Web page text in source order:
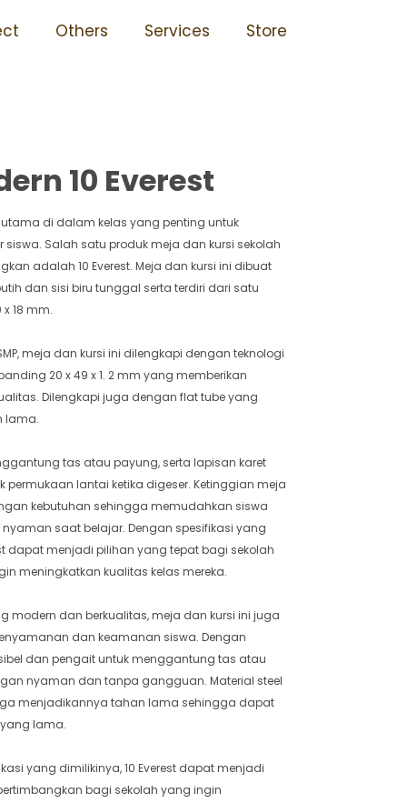
Others Services Store
Everest
10 Everest
di dalam kelas yang penting untuk
Salah satu produk meja dan kursi sekolah
adalah 10 Everest. Meja dan kursi ini dibuat
dan sisi biru tunggal serta terdiri dari satu
18 mm.
meja dan kursi ini dilengkapi dengan teknologi
20 x 49 x 1. 2 mm yang memberikan
Dilengkapi juga dengan flat tube yang
lama.
tas atau payung, serta lapisan karet
lantai ketika digeser. Ketinggian meja
kebutuhan sehingga memudahkan siswa
saat belajar. Dengan spesifikasi yang
dapat menjadi pilihan yang tepat bagi sekolah
meningkatkan kualitas kelas mereka.
modern dan berkualitas, meja dan kursi ini juga
dan keamanan siswa. Dengan
dan pengait untuk menggantung tas atau
nyaman dan tanpa gangguan. Material steel
menjadikannya tahan lama sehingga dapat
lama.
yang dimilikinya, 10 Everest dapat menjadi
bagi sekolah yang ingin